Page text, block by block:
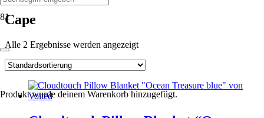
Produktwurde deinem Warenkorb hinzugefügt.
Cape
Alle 2 Ergebnisse werden angezeigt